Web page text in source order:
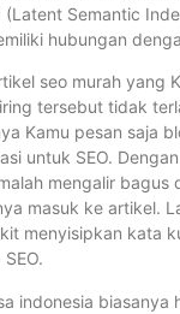
(Latent Semantic
hubungan
seo murah yang
tersebut tidak
Kamu pesan saja
untuk SEO.
mengalir bagus
masuk ke artikel.
menyisipkan kata
indonesia biasanya